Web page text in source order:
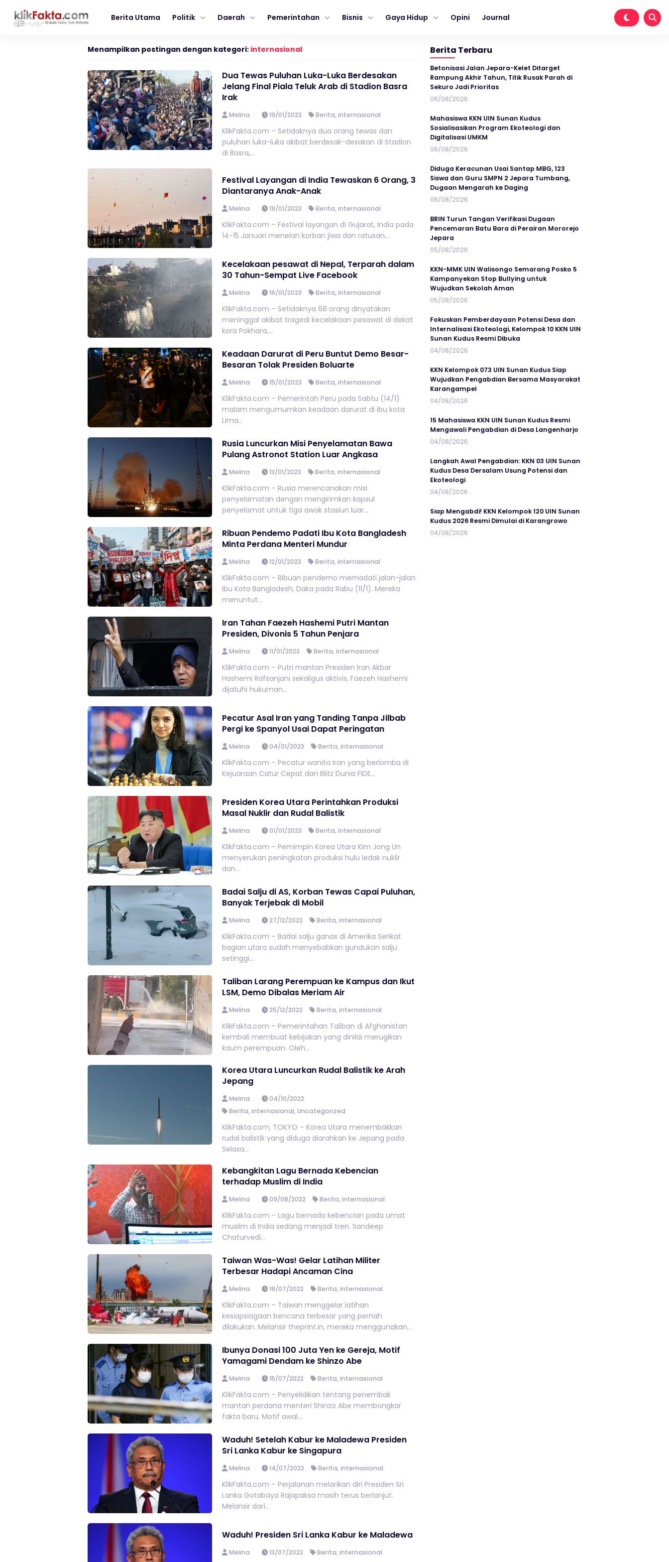
Berita Utama Politik Daerah Pemerintahan Bisnis Gaya Hidup Opini Journal
Menampilkan postingan dengan kategori: internasional
Dua Tewas Puluhan Luka-Luka Berdesakan
Jelang Final Piala Teluk Arab di Stadion Basra
Irak
Melina 19/01/2023 Berita,internasional
KlikFakta.com – Setidaknya dua orang tewas dan
puluhan luka-luka akibat berdesak-desakan di Stadion
di Basra,...
Festival Layangan di India Tewaskan 6 Orang, 3
Diantaranya Anak-Anak
Melina 19/01/2023 Berita,internasional
KlikFakta.com – Festival layangan di Gujarat, India pada
14-15 Januari menelan korban jiwa dan ratusan...
Kecelakaan pesawat di Nepal, Terparah dalam
30 Tahun-Sempat Live Facebook
Melina 16/01/2023 Berita,internasional
KlikFakta.com – Setidaknya 68 orang dinyatakan
meninggal akibat tragedi kecelakaan pesawat di dekat
kora Pokhara,...
Keadaan Darurat di Peru Buntut Demo Besar-
Besaran Tolak Presiden Boluarte
Melina 15/01/2023 Berita,internasional
KlikFakta.com – Pemerintah Peru pada Sabtu (14/1)
malam mengumumkan keadaan darurat di ibu kota
Lima...
Rusia Luncurkan Misi Penyelamatan Bawa
Pulang Astronot Station Luar Angkasa
Melina 13/01/2023 Berita,internasional
KlikFakta.com – Rusia merencanakan misi
penyelamatan dengan mengirimkan kapsul
penyelamat untuk tiga awak stasiun luar...
Ribuan Pendemo Padati Ibu Kota Bangladesh
Minta Perdana Menteri Mundur
Melina 12/01/2023 Berita,internasional
KlikFakta.com – Ribuan pendemo memadati jalan-jalan
Ibu Kota Bangladesh, Daka pada Rabu (11/1). Mereka
menuntut...
Iran Tahan Faezeh Hashemi Putri Mantan
Presiden, Divonis 5 Tahun Penjara
Melina 11/01/2023 Berita,internasional
KlikFakta.com – Putri mantan Presiden Iran Akbar
Hashemi Rafsanjani sekaligus aktivis, Faezeh Hashemi
dijatuhi hukuman...
Pecatur Asal Iran yang Tanding Tanpa Jilbab
Pergi ke Spanyol Usai Dapat Peringatan
Melina 04/01/2023 Berita,internasional
KlikFakta.com – Pecatur wanita Iran yang berlomba di
Kejuaraan Catur Cepat dan Blitz Dunia FIDE...
Presiden Korea Utara Perintahkan Produksi
Masal Nuklir dan Rudal Balistik
Melina 01/01/2023 Berita,internasional
KlikFakta.com – Pemimpin Korea Utara Kim Jong Un
menyerukan peningkatan produksi hulu ledak nuklir
dan...
Badai Salju di AS, Korban Tewas Capai Puluhan,
Banyak Terjebak di Mobil
Melina 27/12/2022 Berita,internasional
KlikFakta.com – Badai salju ganas di Amerika Serikat
bagian utara sudah menyebabkan gundukan salju
setinggi...
Taliban Larang Perempuan ke Kampus dan Ikut
LSM, Demo Dibalas Meriam Air
Melina 25/12/2022 Berita,internasional
KlikFakta.com – Pemerintahan Taliban di Afghanistan
kembali membuat kebijakan yang dinilai merugikan
kaum perempuan. Oleh...
Korea Utara Luncurkan Rudal Balistik ke Arah
Jepang
Melina
04/10/2022
Berita, internasional, Uncategorized
KlikFakta.com, TOKYO – Korea Utara menembakkan
rudal balistik yang diduga diarahkan ke Jepang pada
Selasa...
Kebangkitan Lagu Bernada Kebencian
terhadap Muslim di India
Melina 09/08/2022 Berita,internasional
KlikFakta.com – Lagu bernada kebencian pada umat
muslim di India sedang menjadi tren. Sandeep
Chaturvedi...
Taiwan Was-Was! Gelar Latihan Militer
Terbesar Hadapi Ancaman Cina
Melina 18/07/2022 Berita,internasional
KlikFakta.com – Taiwan menggelar latihan
kesiapsiagaan bencana terbesar yang pernah
dilakukan. Melansir theprint.in, mereka menggunakan...
Ibunya Donasi 100 Juta Yen ke Gereja, Motif
Yamagami Dendam ke Shinzo Abe
Melina 15/07/2022 Berita,internasional
KlikFakta.com – Penyelidikan tentang penembak
mantan perdana menteri Shinzo Abe membongkar
fakta baru. Motif awal...
Waduh! Setelah Kabur ke Maladewa Presiden
Sri Lanka Kabur ke Singapura
Melina 14/07/2022 Berita,internasional
KlikFakta.com – Perjalanan melarikan diri Presiden Sri
Lanka Gotabaya Rajapaksa masih terus berlanjut.
Melansir dari...
Waduh! Presiden Sri Lanka Kabur ke Maladewa
Melina 13/07/2022 Berita,internasional
Berita Terbaru
Betonisasi Jalan Jepara-Kelet Ditarget
Rampung Akhir Tahun, Titik Rusak Parah di
Sekuro Jadi Prioritas
06/08/2026
Mahasiswa KKN UIN Sunan Kudus
Sosialisasikan Program Ekoteologi dan
Digitalisasi UMKM
06/08/2026
Diduga Keracunan Usai Santap MBG, 123
Siswa dan Guru SMPN 2 Jepara Tumbang,
Dugaan Mengarah ke Daging
06/08/2026
BRIN Turun Tangan Verifikasi Dugaan
Pencemaran Batu Bara di Perairan Mororejo
Jepara
05/08/2026
KKN-MMK UIN Walisongo Semarang Posko 5
Kampanyekan Stop Bullying untuk
Wujudkan Sekolah Aman
05/08/2026
Fokuskan Pemberdayaan Potensi Desa dan
Internalisasi Ekoteologi, Kelompok 10 KKN UIN
Sunan Kudus Resmi Dibuka
04/08/2026
KKN Kelompok 073 UIN Sunan Kudus Siap
Wujudkan Pengabdian Bersama Masyarakat
Karangampel
04/08/2026
15 Mahasiswa KKN UIN Sunan Kudus Resmi
Mengawali Pengabdian di Desa Langenharjo
04/08/2026
Langkah Awal Pengabdian: KKN 03 UIN Sunan
Kudus Desa Dersalam Usung Potensi dan
Ekoteologi
04/08/2026
Siap Mengabdi! KKN Kelompok 120 UIN Sunan
Kudus 2026 Resmi Dimulai di Karangrowo
04/08/2026